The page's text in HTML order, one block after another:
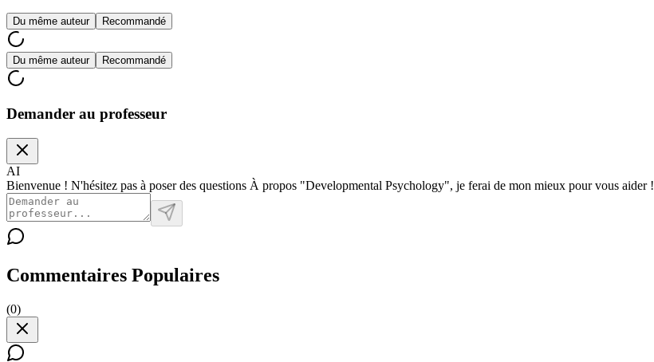
Du même auteur Recommandé
Du même auteur Recommandé
Demander au professeur
AI
Bienvenue ! N'hésitez pas à poser des questions À propos "Developmental Psychology", je ferai de mon mieux pour vous aider !
Commentaires Populaires
(0)